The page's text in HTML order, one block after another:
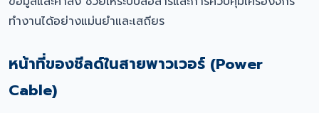
ทำงานได้อย่างแม่นยำและเสถียร
หน้าที่ของชีลด์ในสายพาวเวอร์ (Power
Cable)